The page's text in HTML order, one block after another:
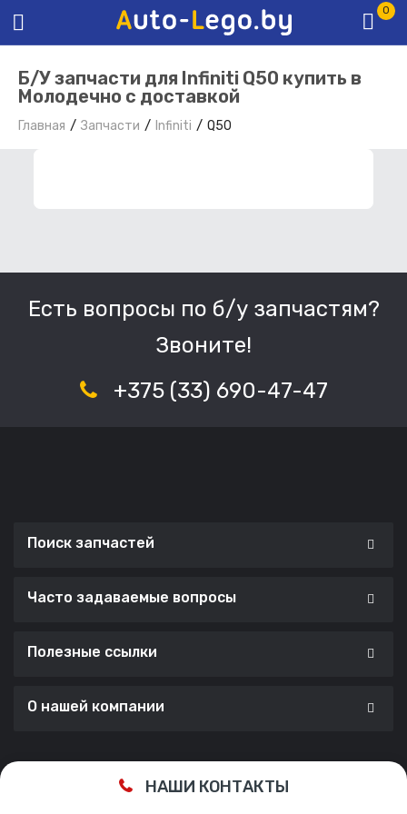
0
Б/У запчасти для Infiniti Q50 купить в
Молодечно с доставкой
Главная Запчасти Infiniti Q50
Есть вопросы по б/у запчастям?
Звоните!
+375 (33) 690-47-47
Поиск запчастей
Часто задаваемые вопросы
Полезные ссылки
О нашей компании
Сделано с ❤️ вCherry Lab Agency
НАШИ КОНТАКТЫ